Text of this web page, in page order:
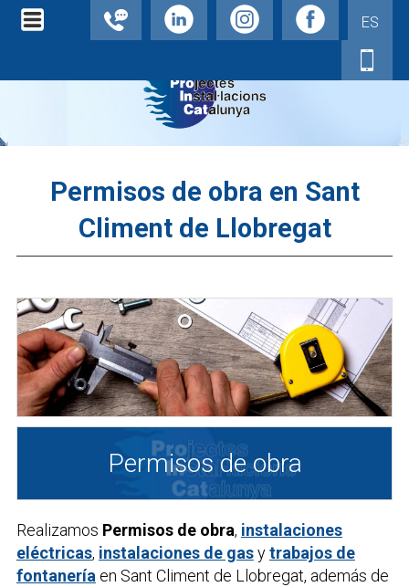
ES
Permisos de obra en Sant
Climent de Llobregat
Permisos de obra
Realizamos Permisos de obra, instalaciones
eléctricas, instalaciones de gasytrabajos de
fontanería en Sant Climent de Llobregat, además de